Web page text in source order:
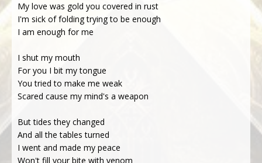
My love was gold you covered in rust
I'm sick of folding trying to be enough
I am enough for me
I shut my mouth
For you I bit my tongue
You tried to make me weak
Scared cause my mind's a weapon
But tides they changed
And all the tablеs turned
I went and made my pеace
Won't fill your bite with venom